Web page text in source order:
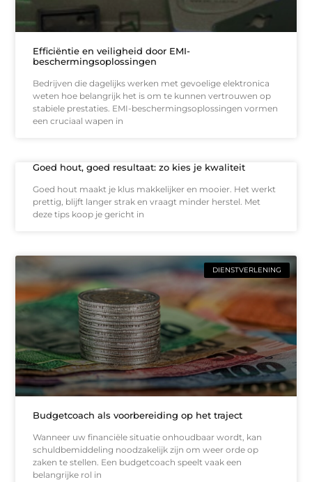
Efficiëntie en veiligheid door EMI-
beschermingsoplossingen
Bedrijven die dagelijks werken met gevoelige elektronica
weten hoe belangrijk het is om te kunnen vertrouwen op
stabiele prestaties. EMI-beschermingsoplossingen vormen
een cruciaal wapen in
Goed hout, goed resultaat: zo kies je kwaliteit
Goed hout maakt je klus makkelijker en mooier. Het werkt
prettig, blijft langer strak en vraagt minder herstel. Met
deze tips koop je gericht in
DIENSTVERLENING
Budgetcoach als voorbereiding op het traject
Wanneer uw financiële situatie onhoudbaar wordt, kan
schuldbemiddeling noodzakelijk zijn om weer orde op
zaken te stellen. Een budgetcoach speelt vaak een
belangrijke rol in